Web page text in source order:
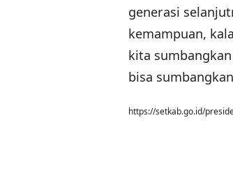
generasi
kemampuan,
kita
bisa
https://setkab.go.id/